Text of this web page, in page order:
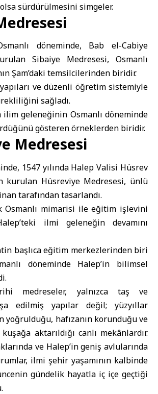
sürdürülmesini simgeler.
döneminde, Bab el-Cabiye
Sibaiye Medresesi, Osmanlı
Şam’daki temsilcilerinden biridir.
ve düzenli öğretim sistemiyle
sağladı.
ilim geleneğinin Osmanlı döneminde
gösteren örneklerden biridir.
Medresesi
1547 yılında Halep Valisi Hüsrev
kurulan Hüsreviye Medresesi, ünlü
tarafından tasarlandı.
Osmanlı mimarisi ile eğitim işlevini
ilmi geleneğin devamını
başlıca eğitim merkezlerinden biri
döneminde Halep’in bilimsel
medreseler, yalnızca taş ve
edilmiş yapılar değil; yüzyıllar
yoğrulduğu, hafızanın korunduğu ve
aktarıldığı canlı mekânlardır.
ve Halep’in geniş avlularında
ilmi şehir yaşamının kalbinde
gündelik hayatla iç içe geçtiği